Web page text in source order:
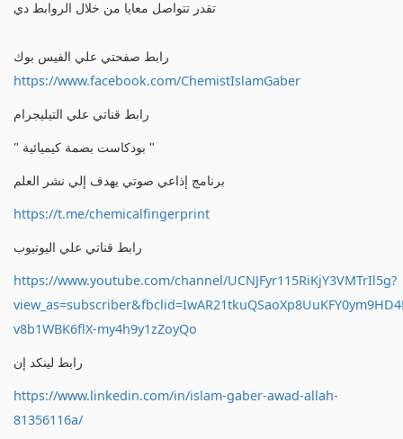
تقدر تتواصل معايا من خلال الروابط دي
رابط صفحتي علي الفيس بوك
https://www.facebook.com/ChemistIslamGaber
رابط قناتي علي التيليجرام
" بودكاست بصمة كيميائية "
برنامج إذاعي صوتي يهدف إلي نشر العلم
https://t.me/chemicalfingerprint
رابط قناتي علي اليوتيوب
https://www.youtube.com/channel/UCNJFyr115RiKjY3VMTrIl5g?
v8b1WBK6flX-my4h9y1zZoyQo
رابط لينكد إن
https://www.linkedin.com/in/islam-gaber-awad-allah-
81356116a/